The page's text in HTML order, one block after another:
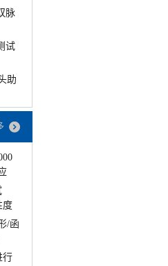
脉
试
助
度
/函
行